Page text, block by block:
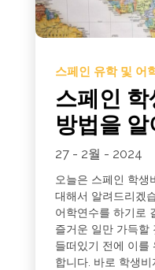
스페인 유학 및 어
스페인
방법을
27 - 2월 - 2024
오늘은 스페인 학생
대해서 알려드리겠
어학연수를 하기로
즐거운 일만 가득할
들떠있기 전에 이를
합니다. 바로 학생